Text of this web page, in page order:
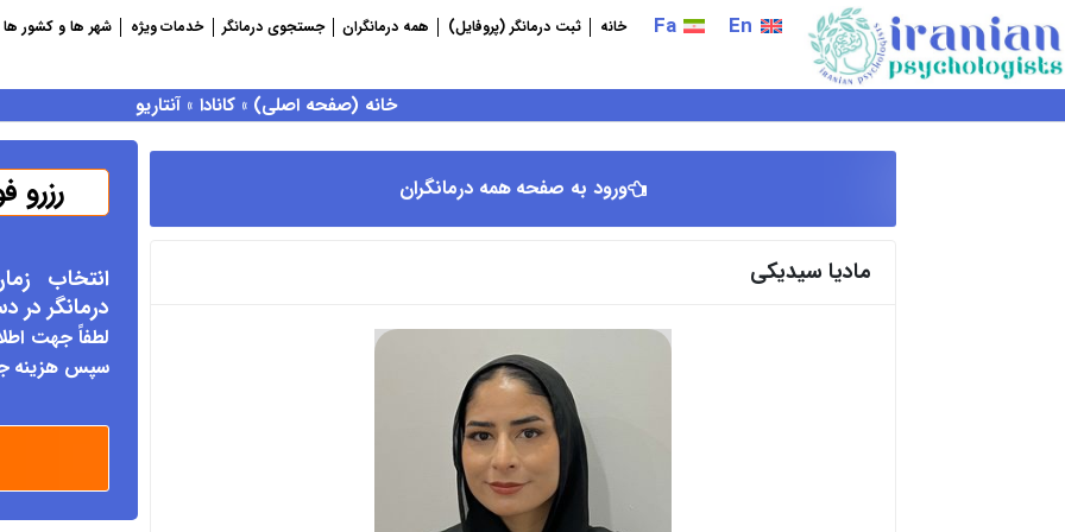
به
محتوا
En
Fa خانه ثبت درمانگر (پروفایل) همه درمانگران جستجوی درمانگر خدمات ویژه شهر ها و کشور ها
خانه (صفحه اصلی) »کانادا » آنتاریو
ورود به صفحه همه درمانگران
مادیا سیدیکی
رزرو
انتخاب
درمانگر در
لطفاً جهت
سپس هزینه